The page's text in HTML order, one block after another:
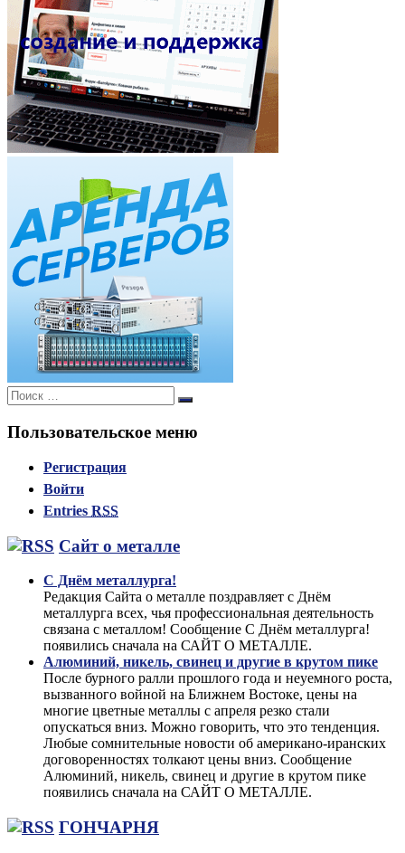
Поиск:
Поиск
Пользовательское меню
Регистрация
Войти
Entries RSS
Сайт о металле
С Днём металлурга!
Редакция Сайта о металле поздравляет с Днём
металлурга всех, чья профессиональная деятельность
связана с металлом! Сообщение С Днём металлурга!
появились сначала на САЙТ О МЕТАЛЛЕ.
Алюминий, никель, свинец и другие в крутом пике
После бурного ралли прошлого года и неуемного роста,
вызванного войной на Ближнем Востоке, цены на
многие цветные металлы с апреля резко стали
опускаться вниз. Можно говорить, что это тенденция.
Любые сомнительные новости об американо-иранских
договоренностях толкают цены вниз. Сообщение
Алюминий, никель, свинец и другие в крутом пике
появились сначала на САЙТ О МЕТАЛЛЕ.
ГОНЧАРНЯ